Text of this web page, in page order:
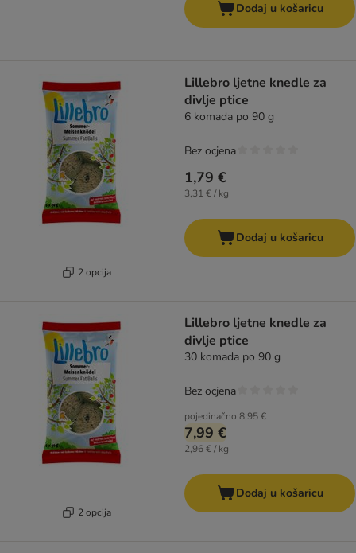
Dodaj u košaricu
2 opcija
Lillebro ljetne knedle za
divlje ptice
6 komada po 90 g
1,79 €
3,31 € / kg
Bez ocjena
Dodaj u košaricu
2 opcija
Lillebro ljetne knedle za
divlje ptice
30 komada po 90 g
pojedinačno 8,95 €
7,99 €
2,96 € / kg
Bez ocjena
Dodaj u košaricu